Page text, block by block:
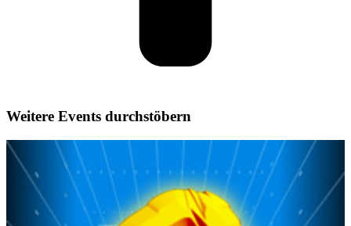
Weitere Events durchstöbern